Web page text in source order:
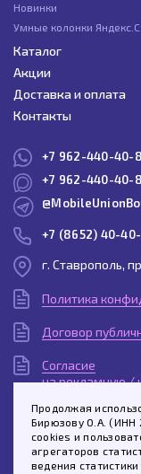
Продолжая
Бирюзову О.А. (ИНН
cookies и
агрегаторов
ведения
Новинки
Умные колонки
Каталог
Акции
Доставка и оплата
Контакты
+7 962-440-40-
+7 962-440-40-
+7 (8652) 40-
г. Ставрополь,
Политика
Договор
Согласие
на рекламную /
Согласие
на обработку